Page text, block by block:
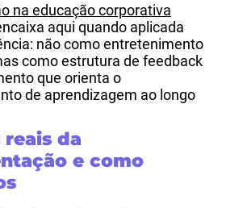
na educação corporativa
aqui quando aplicada
não como entretenimento
como estrutura de feedback
que orienta o
de aprendizagem ao longo
reais da
e como